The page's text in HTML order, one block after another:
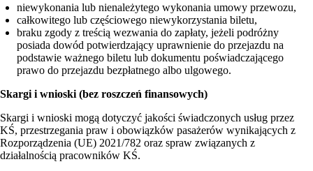
niewykonania lub nienależytego wykonania umowy przewozu,
całkowitego lub częściowego niewykorzystania biletu,
braku zgody z treścią wezwania do zapłaty, jeżeli podróżny
posiada dowód potwierdzający uprawnienie do przejazdu na
podstawie ważnego biletu lub dokumentu poświadczającego
prawo do przejazdu bezpłatnego albo ulgowego.
Skargi i wnioski (bez roszczeń finansowych)
Skargi i wnioski mogą dotyczyć jakości świadczonych usług przez
KŚ, przestrzegania praw i obowiązków pasażerów wynikających z
Rozporządzenia (UE) 2021/782 oraz spraw związanych z
działalnością pracowników KŚ.